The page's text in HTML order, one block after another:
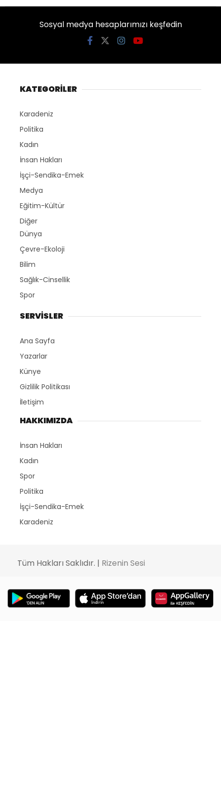
Sosyal medya hesaplarımızı keşfedin
KATEGORİLER
Karadeniz
Politika
Kadın
İnsan Hakları
İşçi-Sendika-Emek
Medya
Eğitim-Kültür
Diğer
Dünya
Çevre-Ekoloji
Bilim
Sağlık-Cinsellik
Spor
SERVİSLER
Ana Sayfa
Yazarlar
Künye
Gizlilik Politikası
İletişim
HAKKIMIZDA
İnsan Hakları
Kadın
Spor
Politika
İşçi-Sendika-Emek
Karadeniz
Tüm Hakları Saklıdır. | Rizenin Sesi